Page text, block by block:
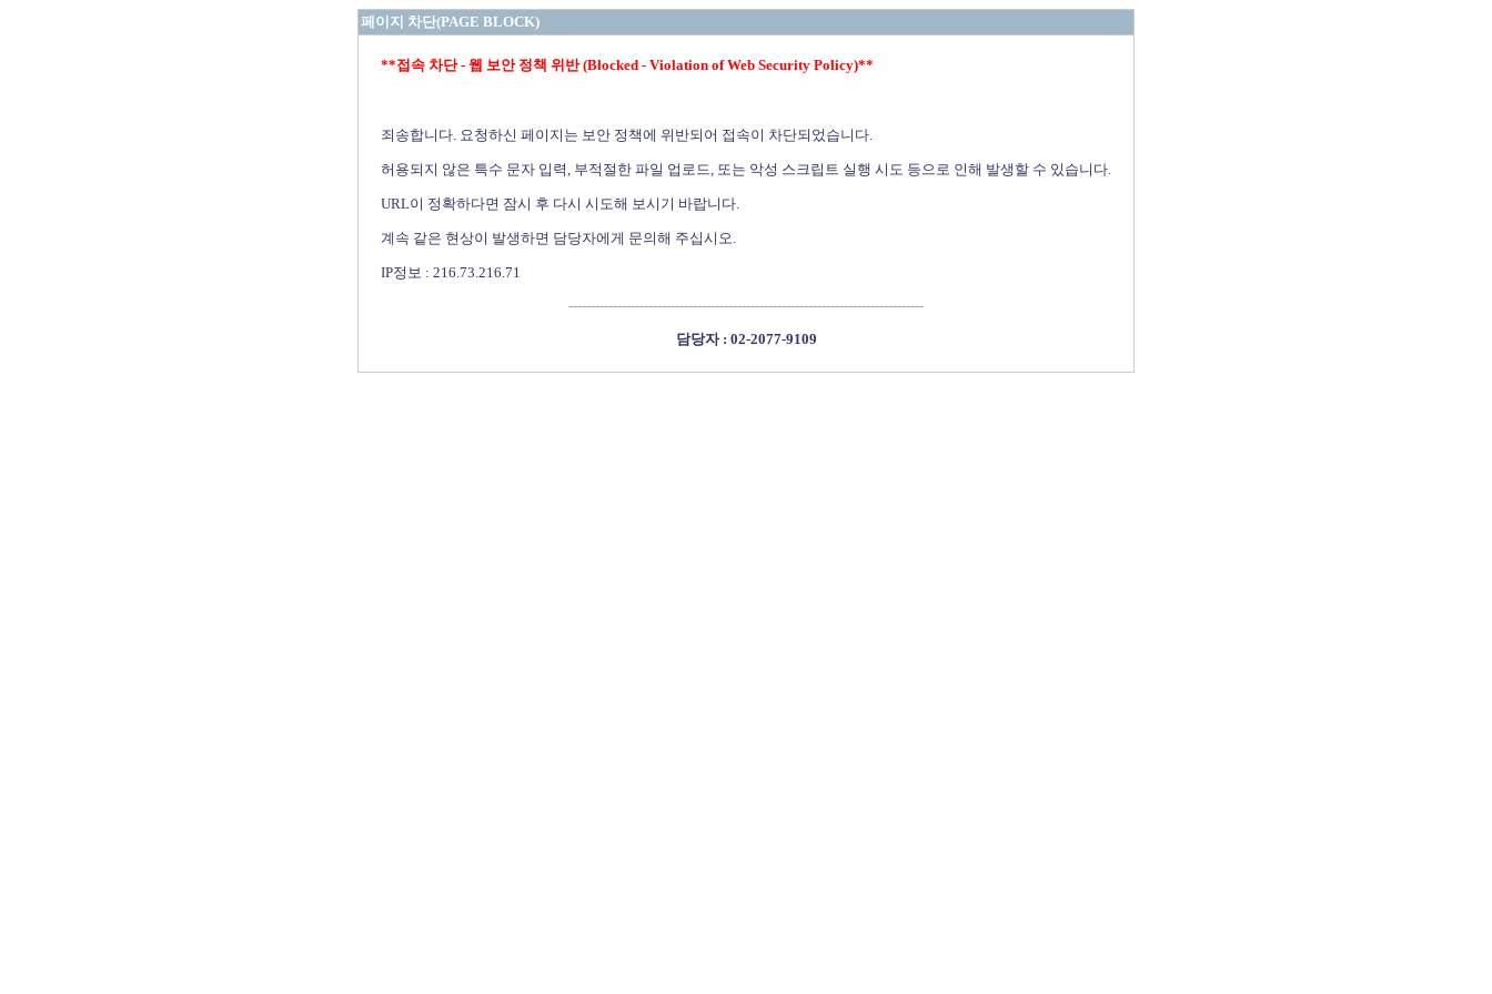
페이지 차단(PAGE BLOCK)
**접속 차단 - 웹 보안 정책 위반 (Blocked - Violation of Web Security Policy)**
죄송합니다. 요청하신 페이지는 보안 정책에 위반되어 접속이 차단되었습니다.
허용되지 않은 특수 문자 입력, 부적절한 파일 업로드, 또는 악성 스크립트 실행 시도 등으로 인해 발생할 수 있습니다.
URL이 정확하다면 잠시 후 다시 시도해 보시기 바랍니다.
계속 같은 현상이 발생하면 담당자에게 문의해 주십시오.
IP정보 : 216.73.216.71
--------------------------------------------------------------------------------
담당자 : 02-2077-9109